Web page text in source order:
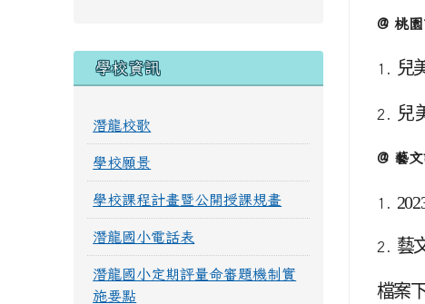
@ 桃
1. 兒
2. 兒
@ 藝
1.
2. 藝
檔案
學校資訊
潛龍校歌
學校願景
學校課程計畫暨公開授課規畫
潛龍國小電話表
潛龍國小定期評量命審題機制實
施要點